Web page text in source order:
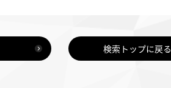
検索トップに戻る